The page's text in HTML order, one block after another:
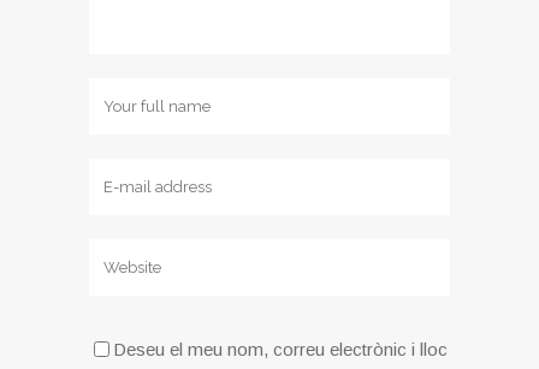
Deseu el meu nom, correu electrònic i lloc